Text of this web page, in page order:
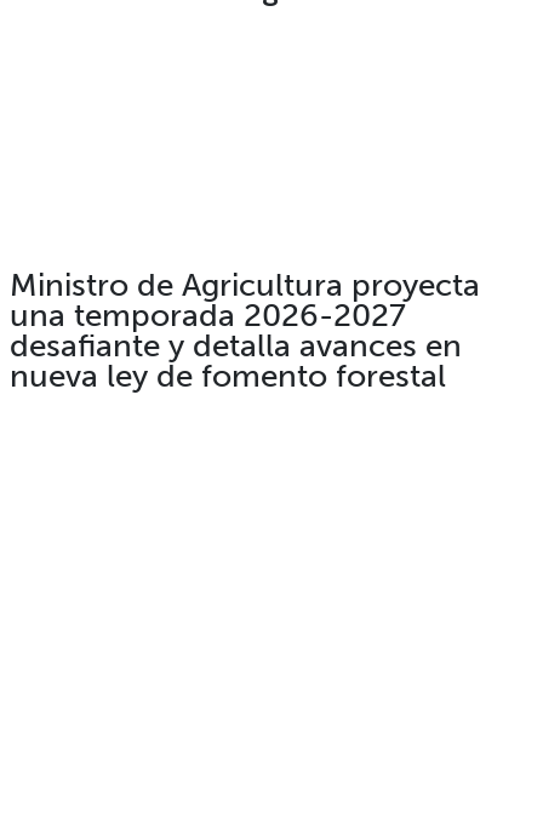
Ministro de Agricultura proyecta
una temporada 2026-2027
desafiante y detalla avances en
nueva ley de fomento forestal